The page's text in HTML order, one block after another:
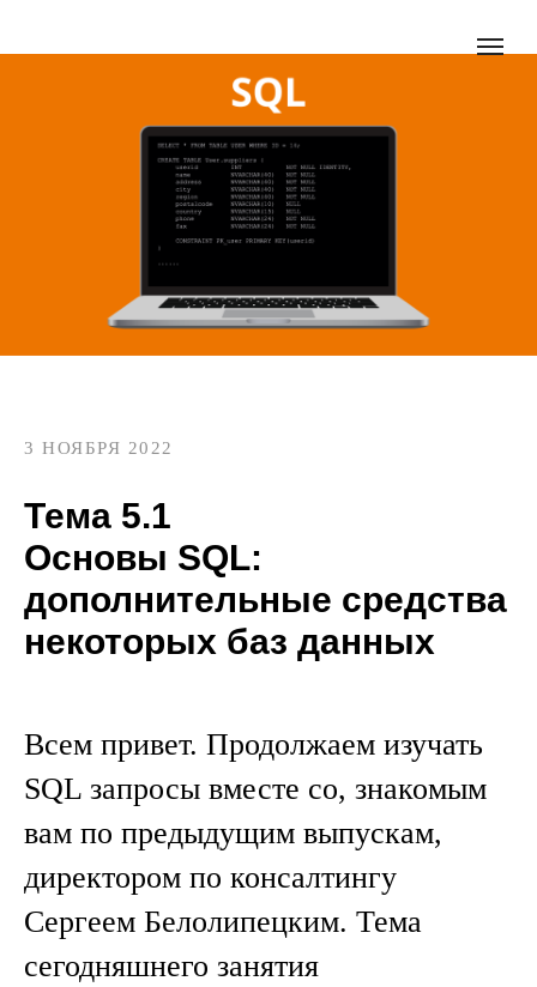
3 НОЯБРЯ 2022
Тема 5.1
Основы SQL:
дополнительные средства
некоторых баз данных
Всем привет. Продолжаем изучать
SQL запросы вместе со, знакомым
вам по предыдущим выпускам,
директором по консалтингу
Сергеем Белолипецким. Тема
сегодняшнего занятия